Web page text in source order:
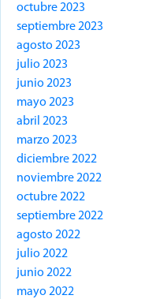
octubre 2023
septiembre 2023
agosto 2023
julio 2023
junio 2023
mayo 2023
abril 2023
marzo 2023
diciembre 2022
noviembre 2022
octubre 2022
septiembre 2022
agosto 2022
julio 2022
junio 2022
mayo 2022